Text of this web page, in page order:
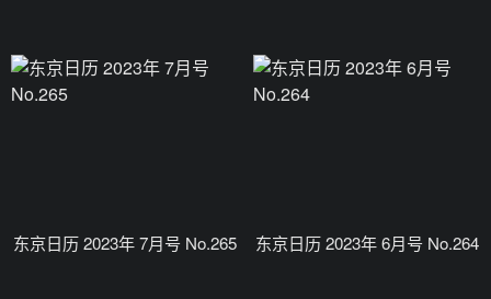
东京日历 2023年 7月号 No.265 东京日历 2023年 6月号 No.264